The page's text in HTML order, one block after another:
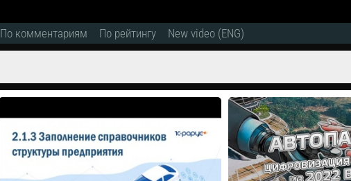
По комментариям По рейтингу New video (ENG)